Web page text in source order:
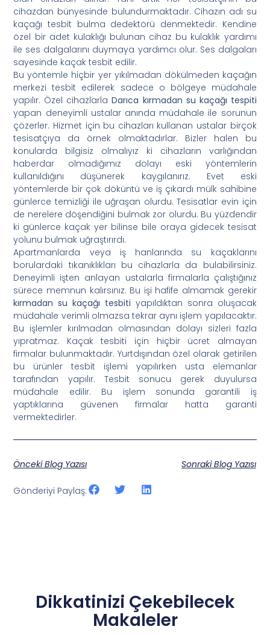
cihazdan bünyesinde bulundurmaktadır. Cihazın adı su
kaçağı tesbit bulma dedektörü denmektedir. Kendine
özel bir adet kulaklığı bulunan cihaz bu kulaklık yardımı
ile ses dalgalarını duymaya yardımcı olur. Ses dalgaları
sayesinde kaçak tesbit edilir.
Bu yöntemle hiçbir yer yıkılmadan dökülmeden kaçağın
merkezi tesbit edilerek sadece o bölgeye müdahale
yapılır. Özel cihazlarlaDarıca kırmadan su kaçağı tespiti
yapan deneyimli ustalar anında müdahale ile sorunun
çözerler. Hizmet için bu cihazları kullanan ustalar birçok
tesisatçıya da örnek olmaktadırlar. Bizler halen bu
konularda bilgisiz olmalıyız ki cihazların varlığından
haberdar olmadığımız dolayı eski yöntemlerin
kullanıldığını düşünerek kaygılanırız. Evet eski
yöntemlerde bir çok döküntü ve iş çıkardı mülk sahibine
günlerce temizliği ile uğraşan olurdu. Tesisatlar evin için
de nerelere döşendiğini bulmak zor olurdu. Bu yüzdendir
ki günlerce kaçak yer bilinse bile oraya gidecek tesisat
yolunu bulmak uğraştırırdı.
Apartmanlarda veya iş hanlarında su kaçaklarını
borulardaki tıkanıklıkları bu cihazlarla da bulabilirsiniz.
Deneyimli işten anlayan ustalarla firmalarla çalıştığınız
sürece memnun kalırsınız. Bu işi hafife almamak gerekir
kırmadan su kaçağı tesbiti yapıldıktan sonra oluşacak
müdahale verimli olmazsa tekrar aynı işlem yapılacaktır.
Bu işlemler kırılmadan olmasından dolayı sizleri fazla
yıpratmaz. Kaçak tesbiti için hiçbir ücret almayan
firmalar bulunmaktadır. Yurtdışından özel olarak getirilen
bu ürünler tesbit işlemi yapılırken usta elemanlar
tarafından yapılır. Tesbit sonucu gerek duyulursa
müdahale edilir. Bu işlem sonunda garantili iş
yaptıklarına güvenen firmalar hatta garanti
vermektedirler.
Önceki Blog Yazısı Sonraki Blog Yazısı
Gönderiyi Paylaş:
Dikkatinizi Çekebilecek
Makaleler